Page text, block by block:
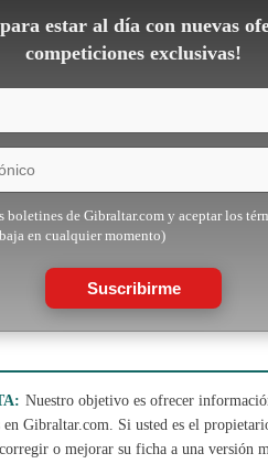
estar al día con nuevas
competiciones exclusivas!
boletines de Gibraltar.com y aceptar los
en cualquier momento)
Suscribirme
Nuestro objetivo es ofrecer
en Gibraltar.com. Si usted es el
o mejorar su ficha a una versión